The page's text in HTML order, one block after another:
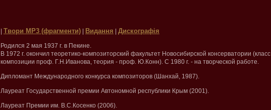
Твори МР3 (фрагменти) Видання Дискографія
Родился 2 мая 1937 г. в Пекине.
В 1972 г. окончил теоретико-композиторский факультет Новосибирской консерватории (класс
композиции проф. Г.Н.Иванова, теория - проф. Ю.Конн). С 1980 г. - на творческой работе.
Дипломант Международного конкурса композиторов (Шанхай, 1987).
Лауреат Государственной премии Автономной республики Крым (2001).
Лауреат Премии им. В.С.Косенко (2006).